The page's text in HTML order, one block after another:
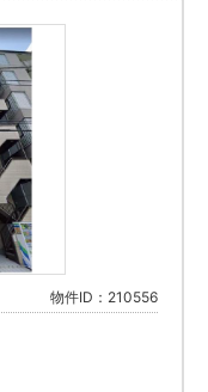
物件ID：210556